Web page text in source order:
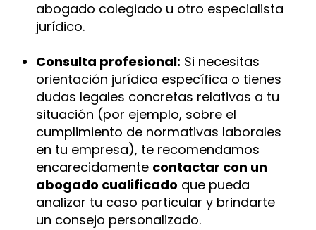
abogado colegiado u otro especialista
jurídico.
Consulta profesional: Si necesitas
orientación jurídica específica o tienes
dudas legales concretas relativas a tu
situación (por ejemplo, sobre el
cumplimiento de normativas laborales
en tu empresa), te recomendamos
encarecidamente contactar con un
abogado cualificado que pueda
analizar tu caso particular y brindarte
un consejo personalizado.